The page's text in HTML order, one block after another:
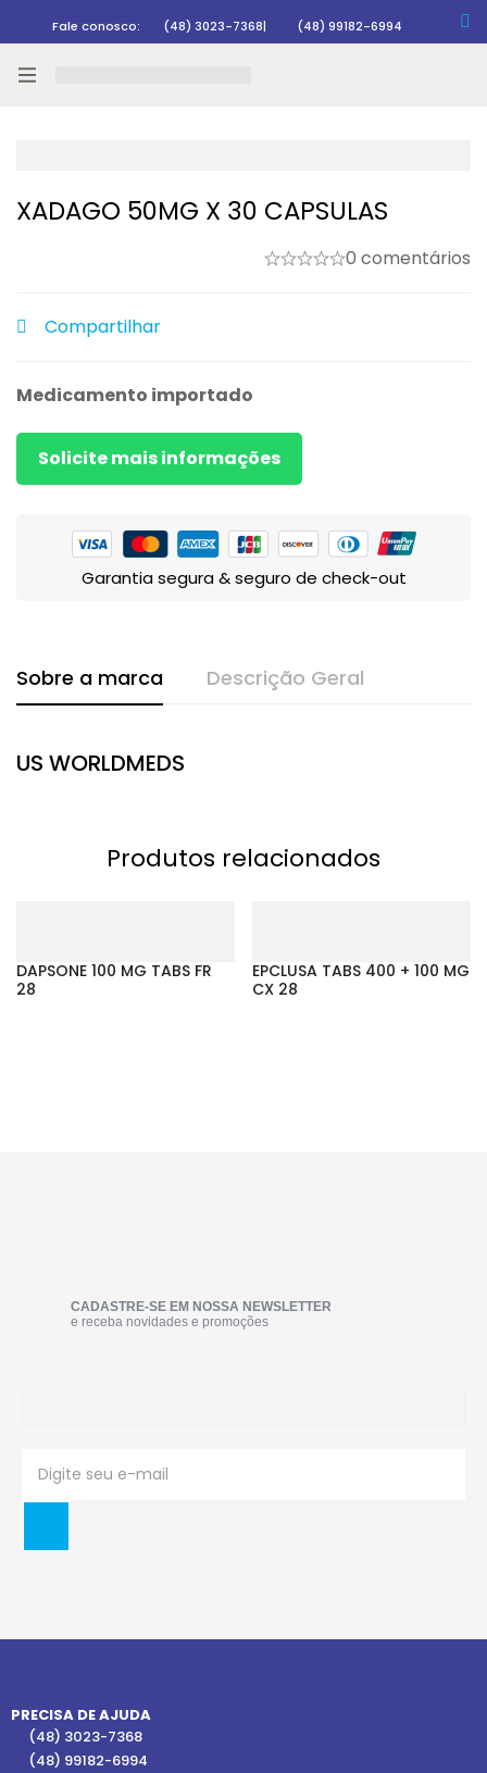
Fale conosco: (48) 3023-7368| (48) 99182-6994
XADAGO 50MG X 30 CAPSULAS
0 comentários
Compartilhar
Medicamento importado
Solicite mais informações
Garantia segura & seguro de check-out
Sobre a marca Descrição Geral
US WORLDMEDS
Produtos relacionados
DAPSONE 100 MG TABS FR
28
EPCLUSA TABS 400 + 100 MG
CX 28
CADASTRE-SE EM NOSSA NEWSLETTER
e receba novidades e promoções
PRECISA DE AJUDA
(48) 3023-7368
(48) 99182-6994